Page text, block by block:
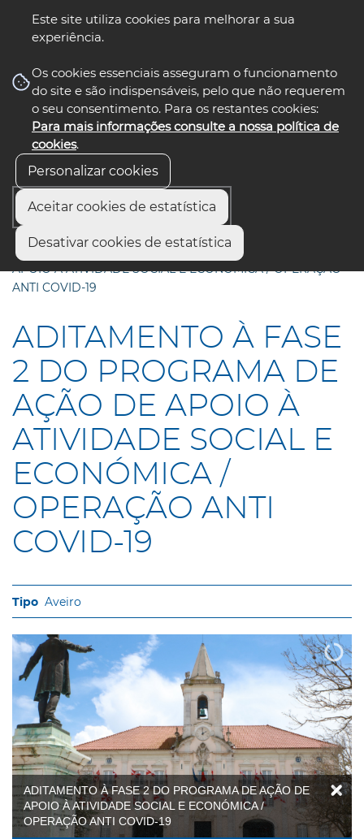
Este site utiliza cookies para melhorar a sua
experiência.
Os cookies essenciais asseguram o funcionamento
do site e são indispensáveis, pelo que não requerem
o seu consentimento. Para os restantes cookies:
Para mais informações consulte a nossa política de
cookies.
Personalizar cookies
Aceitar cookies de estatística
Desativar cookies de estatística
nos select language
Início
ADITAMENTO À FASE 2 DO PROGRAMA DE AÇÃO DE
APOIO À ATIVIDADE SOCIAL E ECONÓMICA / OPERAÇÃO
ANTI COVID-19
ADITAMENTO À FASE
2 DO PROGRAMA DE
AÇÃO DE APOIO À
ATIVIDADE SOCIAL E
ECONÓMICA /
OPERAÇÃO ANTI
COVID-19
Aveiro
ADITAMENTO À FASE 2 DO PROGRAMA DE AÇÃO DE
APOIO À ATIVIDADE SOCIAL E ECONÓMICA /
OPERAÇÃO ANTI COVID-19